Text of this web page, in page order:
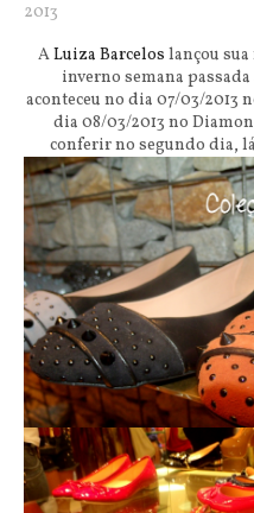
2013
ALuiza Barcelos lançou sua
inverno semana
aconteceu no dia 07/03/2013
dia 08/03/2013 no
conferir no segundo dia,